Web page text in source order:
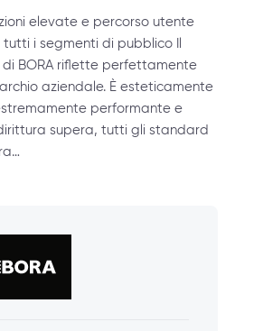
elevate e percorso utente
i segmenti di pubblico Il
BORA riflette perfettamente
aziendale. È esteticamente
performante e
supera, tutti gli standard